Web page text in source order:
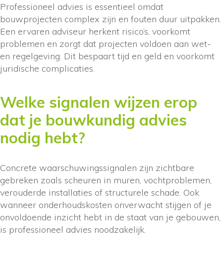
Professioneel advies is essentieel omdat
bouwprojecten complex zijn en fouten duur uitpakken.
Een ervaren adviseur herkent risico’s, voorkomt
problemen en zorgt dat projecten voldoen aan wet-
en regelgeving. Dit bespaart tijd en geld en voorkomt
juridische complicaties.
Welke signalen wijzen erop
dat je bouwkundig advies
nodig hebt?
Concrete waarschuwingssignalen zijn zichtbare
gebreken zoals scheuren in muren, vochtproblemen,
verouderde installaties of structurele schade. Ook
wanneer onderhoudskosten onverwacht stijgen of je
onvoldoende inzicht hebt in de staat van je gebouwen,
is professioneel advies noodzakelijk.